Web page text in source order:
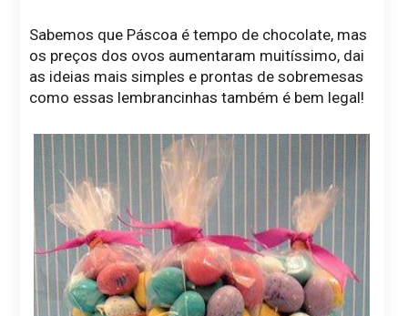
Sabemos que Páscoa é tempo de chocolate, mas
os preços dos ovos aumentaram muitíssimo, dai
as ideias mais simples e prontas de sobremesas
como essas lembrancinhas também é bem legal!